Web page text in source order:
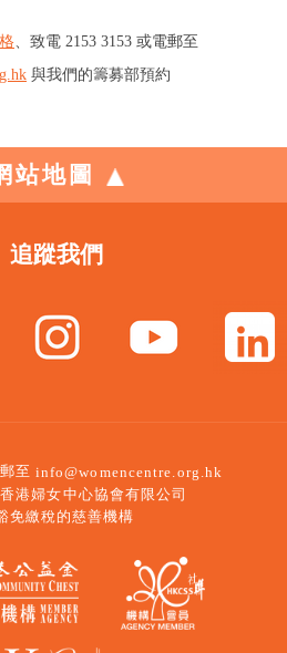
致電 2153 3153 或電郵至
與我們的籌募部預約
站地圖
追蹤我們
至 info@womencentre.org.hk
港婦女中心協會有限公司
免繳稅的慈善機構